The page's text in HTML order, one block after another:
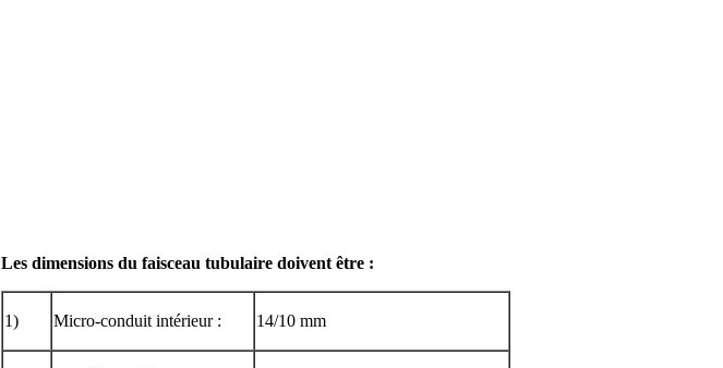
Les dimensions du faisceau tubulaire doivent être :
1) Micro-conduit intérieur : 14/10 mm